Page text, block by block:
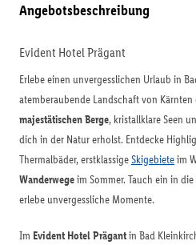
Angebotsbeschreibung
Evident Hotel Prägant
Erlebe einen unvergesslichen Urlaub in
atemberaubende Landschaft von
majestätischen Berge, kristallklare Seen
dich in der Natur erholst. Entdecke
Thermalbäder, erstklassigeSkigebieteim
Wanderwegeim Sommer. Tauch ein in
erlebe unvergessliche Momente.
Im Evident Hotel Prägantin Bad